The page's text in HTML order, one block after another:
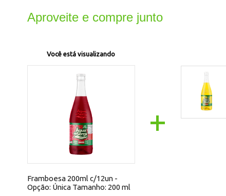
Aproveite e compre junto
Você está visualizando
Framboesa 200ml c/12un -
Opção: Única Tamanho: 200 ml
+